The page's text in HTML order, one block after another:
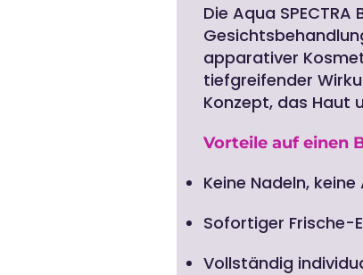
Die Aqua
apparativer
tiefgreifender
Konzept, das Haut
Vorteile auf einen
Keine Nadeln,
Sofortiger Frische-
Vollständig